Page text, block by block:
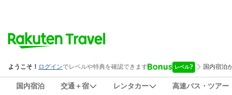
国内宿泊 交通＋宿 レンタカー 高速バス・ツアー